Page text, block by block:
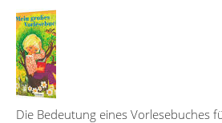
Die Bedeutung eines Vorlesebuches